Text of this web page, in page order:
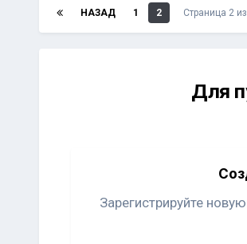
НАЗАД 1 2 Страница 2
Для
Зарегистрируйте